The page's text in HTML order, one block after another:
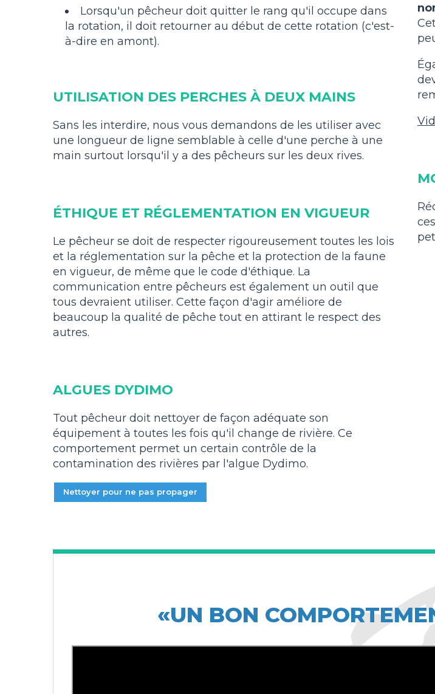
Lorsqu'un pêcheur doit quitter le rang qu'il occupe dans
la rotation, il doit retourner au début de cette rotation (c'est-
à-dire en amont).
UTILISATION DES PERCHES À DEUX MAINS
Sans les interdire, nous vous demandons de les utiliser avec
une longueur de ligne semblable à celle d'une perche à une
main surtout lorsqu'il y a des pêcheurs sur les deux rives.
ÉTHIQUE ET RÉGLEMENTATION EN VIGUEUR
Le pêcheur se doit de respecter rigoureusement toutes les lois
et la réglementation sur la pêche et la protection de la faune
en vigueur, de même que le code d'éthique. La
communication entre pêcheurs est également un outil que
tous devraient utiliser. Cette façon d'agir améliore de
beaucoup la qualité de pêche tout en attirant le respect des
autres.
ALGUES DYDIMO
Tout pêcheur doit nettoyer de façon adéquate son
équipement à toutes les fois qu'il change de rivière. Ce
comportement permet un certain contrôle de la
contamination des rivières par l'algue Dydimo.
Nettoyer pour ne pas propager
«UN BON